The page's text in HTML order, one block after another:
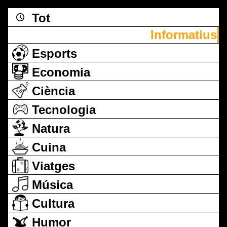
Tot
Informatius
Esports
Economia
Ciència
Tecnologia
Natura
Cuina
Viatges
Música
Cultura
Humor